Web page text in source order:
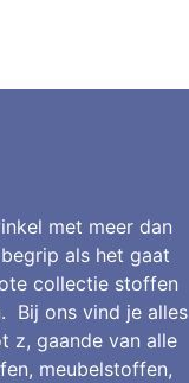
met meer dan
als het gaat
collectie stoffen
Bij ons vind je alles
z, gaande van alle
meubelstoffen,